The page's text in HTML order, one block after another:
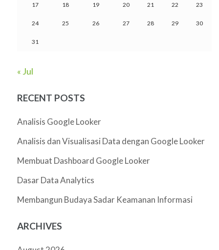
17 18 19 20 21 22 23
24 25 26 27 28 29 30
31
« Jul
RECENT POSTS
Analisis Google Looker
Analisis dan Visualisasi Data dengan Google Looker
Membuat Dashboard Google Looker
Dasar Data Analytics
Membangun Budaya Sadar Keamanan Informasi
ARCHIVES